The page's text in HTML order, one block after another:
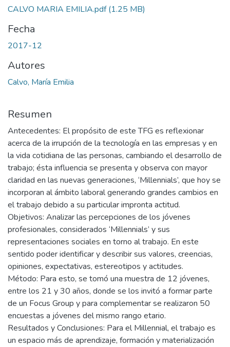
CALVO MARIA EMILIA.pdf(1.25 MB)
Fecha
2017-12
Autores
Calvo, María Emilia
Resumen
Antecedentes: El propósito de este TFG es reflexionar
acerca de la irrupción de la tecnología en las empresas y en
la vida cotidiana de las personas, cambiando el desarrollo de
trabajo; ésta influencia se presenta y observa con mayor
claridad en las nuevas generaciones, ‘Millennials’, que hoy se
incorporan al ámbito laboral generando grandes cambios en
el trabajo debido a su particular impronta actitud.
Objetivos: Analizar las percepciones de los jóvenes
profesionales, considerados ‘Millennials’ y sus
representaciones sociales en torno al trabajo. En este
sentido poder identificar y describir sus valores, creencias,
opiniones, expectativas, estereotipos y actitudes.
Método: Para esto, se tomó una muestra de 12 jóvenes,
entre los 21 y 30 años, donde se los invitó a formar parte
de un Focus Group y para complementar se realizaron 50
encuestas a jóvenes del mismo rango etario.
Resultados y Conclusiones: Para el Millennial, el trabajo es
un espacio más de aprendizaje, formación y materialización